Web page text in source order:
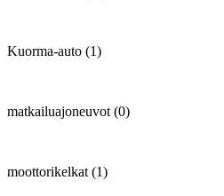
Kuorma-auto (1)
matkailuajoneuvot (0)
moottorikelkat (1)